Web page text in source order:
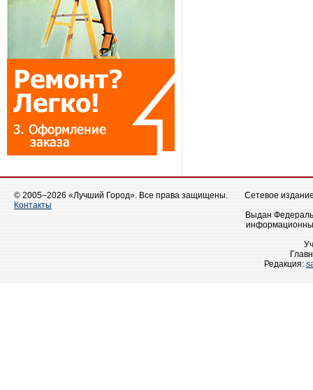
© 2005–2026 «Лучший Город». Все права защищены.
Контакты
Сетевое
Выдан
Редакция: